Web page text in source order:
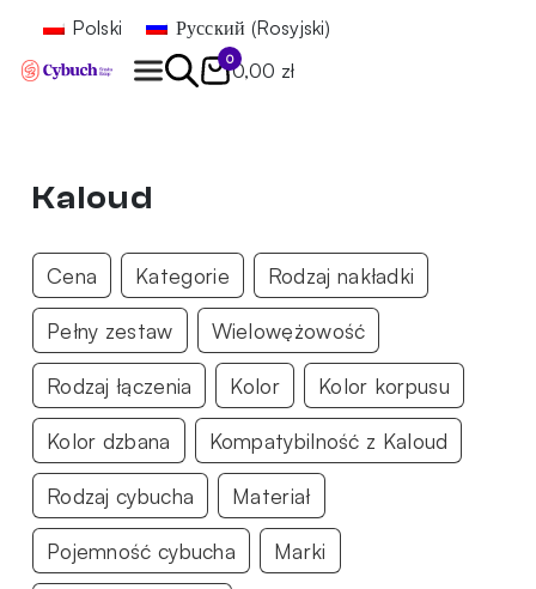
Polski Русский (Rosyjski)
0
0,00 zł
Kaloud
Cena Kategorie Rodzaj nakładki
Pełny zestaw Wielowężowość
Rodzaj łączenia Kolor Kolor korpusu
Kolor dzbana Kompatybilność z Kaloud
Rodzaj cybucha Materiał
Pojemność cybucha Marki